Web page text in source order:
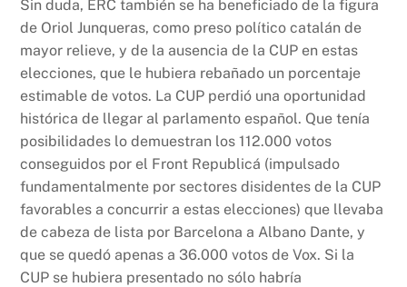
Sin duda, ERC también se ha beneficiado de la figura
de Oriol Junqueras, como preso político catalán de
mayor relieve, y de la ausencia de la CUP en estas
elecciones, que le hubiera rebañado un porcentaje
estimable de votos. La CUP perdió una oportunidad
histórica de llegar al parlamento español. Que tenía
posibilidades lo demuestran los 112.000 votos
conseguidos por el Front Republicá (impulsado
fundamentalmente por sectores disidentes de la CUP
favorables a concurrir a estas elecciones) que llevaba
de cabeza de lista por Barcelona a Albano Dante, y
que se quedó apenas a 36.000 votos de Vox. Si la
CUP se hubiera presentado no sólo habría